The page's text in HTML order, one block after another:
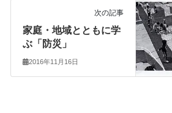
次の記事
家庭・地域とともに学
ぶ「防災」
2016年11月16日